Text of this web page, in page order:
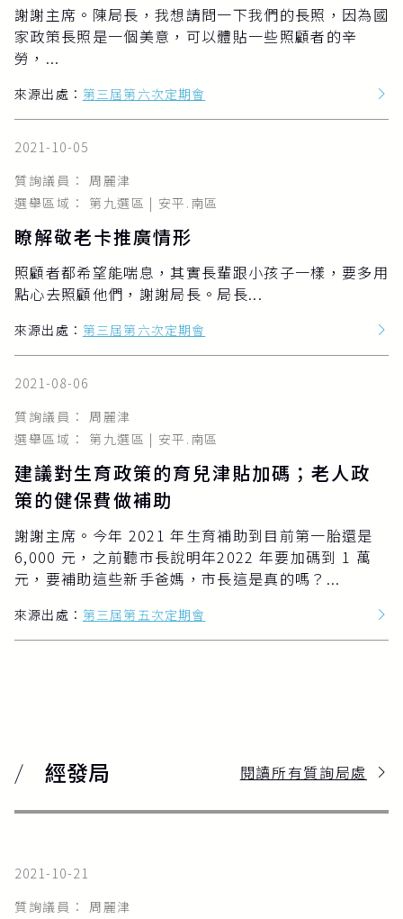
謝謝主席。陳局長，我想請問一下我們的長照，因為國
家政策長照是一個美意，可以體貼一些照顧者的辛
勞，...
來源出處： 第三屆第六次定期會
2021-10-05
質詢議員： 周麗津
選舉區域： 第九選區 | 安平.南區
瞭解敬老卡推廣情形
照顧者都希望能喘息，其實長輩跟小孩子一樣，要多用
點心去照顧他們，謝謝局長。局長...
來源出處： 第三屆第六次定期會
2021-08-06
質詢議員： 周麗津
選舉區域： 第九選區 | 安平.南區
建議對生育政策的育兒津貼加碼；老人政
策的健保費做補助
謝謝主席。今年 2021 年生育補助到目前第一胎還是
6,000 元，之前聽市長說明年2022 年要加碼到 1 萬
元，要補助這些新手爸媽，市長這是真的嗎？...
來源出處： 第三屆第五次定期會
經發局 閱讀所有質詢局處
2021-10-21
質詢議員： 周麗津